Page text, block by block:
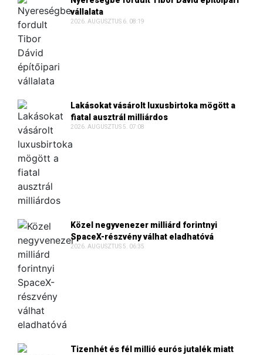
vállalata
2026. AUGUSZTUS 6. 08:19
Lakásokat vásárolt luxusbirtoka mögött a
fiatal ausztrál milliárdos
2026. AUGUSZTUS 5. 07:08
Közel negyvenezer milliárd forintnyi
SpaceX-részvény válhat eladhatóvá
2026. AUGUSZTUS 5. 06:35
Tizenhét és fél millió eurós jutalék miatt